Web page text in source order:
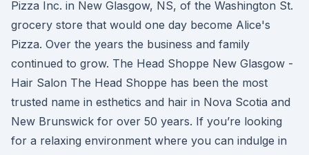
Pizza Inc. in New Glasgow, NS, of the Washington St.
grocery store that would one day become Alice's
Pizza. Over the years the business and family
continued to grow. The Head Shoppe New Glasgow -
Hair Salon The Head Shoppe has been the most
trusted name in esthetics and hair in Nova Scotia and
New Brunswick for over 50 years. If you’re looking
for a relaxing environment where you can indulge in